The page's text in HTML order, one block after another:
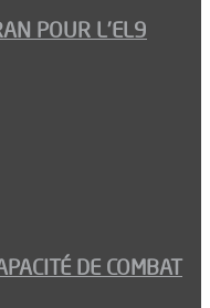
POUR L’EL9
DE COMBAT